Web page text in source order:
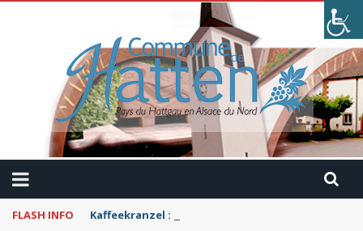
FLASH INFO Kaffeekranzel : Le Maroc en camping-car avec